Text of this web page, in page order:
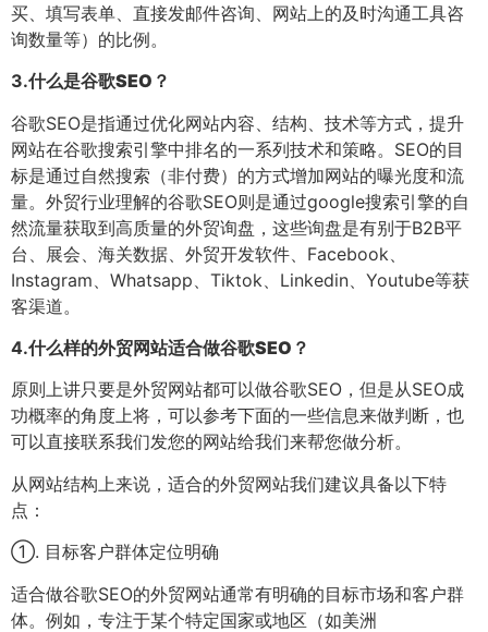
买、填写表单、直接发邮件咨询、网站上的及时沟通工具咨
询数量等）的比例。
3.什么是谷歌SEO？
谷歌SEO是指通过优化网站内容、结构、技术等方式，提升
网站在谷歌搜索引擎中排名的一系列技术和策略。SEO的目
标是通过自然搜索（非付费）的方式增加网站的曝光度和流
量。外贸行业理解的谷歌SEO则是通过google搜索引擎的自
然流量获取到高质量的外贸询盘，这些询盘是有别于B2B平
台、展会、海关数据、外贸开发软件、Facebook、
Instagram、Whatsapp、Tiktok、Linkedin、Youtube等获
客渠道。
4.什么样的外贸网站适合做谷歌SEO？
原则上讲只要是外贸网站都可以做谷歌SEO，但是从SEO成
功概率的角度上将，可以参考下面的一些信息来做判断，也
可以直接联系我们发您的网站给我们来帮您做分析。
从网站结构上来说，适合的外贸网站我们建议具备以下特
点：
①. 目标客户群体定位明确
适合做谷歌SEO的外贸网站通常有明确的目标市场和客户群
体。例如，专注于某个特定国家或地区（如美洲